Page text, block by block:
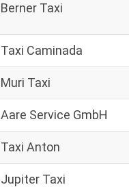
Berner Taxi
Taxi Caminada
Muri Taxi
Aare Service GmbH
Taxi Anton
Jupiter Taxi